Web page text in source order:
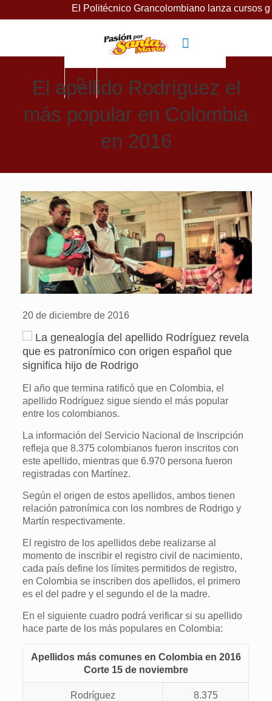
El Politécnico Grancolombiano lanza cursos gratuitos
El apellido Rodríguez el
más popular en Colombia
en 2016
20 de diciembre de 2016
La genealogía del apellido Rodríguez revela
que es patronímico con origen español que
significa hijo de Rodrigo
El año que termina ratificó que en Colombia, el
apellido Rodríguez sigue siendo el más popular
entre los colombianos.
La información del Servicio Nacional de Inscripción
refleja que 8.375 colombianos fueron inscritos con
este apellido, mientras que 6.970 persona fueron
registradas con Martínez.
Según el origen de estos apellidos, ambos tienen
relación patronímica con los nombres de Rodrigo y
Martín respectivamente.
El registro de los apellidos debe realizarse al
momento de inscribir el registro civil de nacimiento,
cada país define los límites permitidos de registro,
en Colombia se inscriben dos apellidos, el primero
es el del padre y el segundo el de la madre.
En el siguiente cuadro podrá verificar si su apellido
hace parte de los más populares en Colombia:
Apellidos más comunes en Colombia en 2016
Corte 15 de noviembre
Rodríguez 8.375